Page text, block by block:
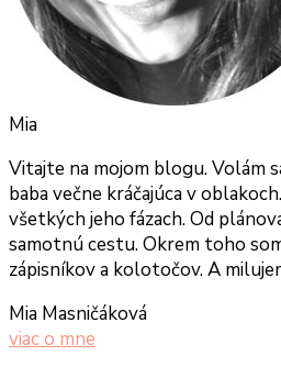
Mia
Vitajte na mojom blogu. Volám
baba večne kráčajúca v
všetkých jeho fázach. Od
samotnú cestu. Okrem toho
zápisníkov a kolotočov. A
Mia Masničáková
viac o mne